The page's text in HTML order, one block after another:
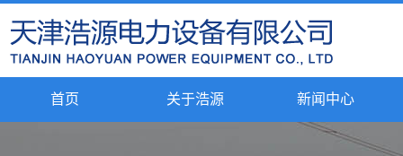
首页 关于浩源 新闻中心